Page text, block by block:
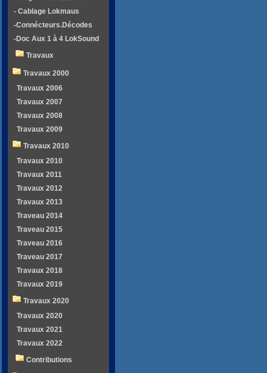
- Cablage Lokmaus
-Connécteurs.Décodes
-Doc Aux 1 à 4 LokSound
Travaux
Travaux 2000
Travaux 2006
Travaux 2007
Travaux 2008
Travaux 2009
Travaux 2010
Travaux 2010
Travaux 2011
Travaux 2012
Travaux 2013
Traveau 2014
Traveau 2015
Traveau 2016
Traveau 2017
Travaux 2018
Travaux 2019
Travaux 2020
Travaux 2020
Travaux 2021
Travaux 2022
Contributions